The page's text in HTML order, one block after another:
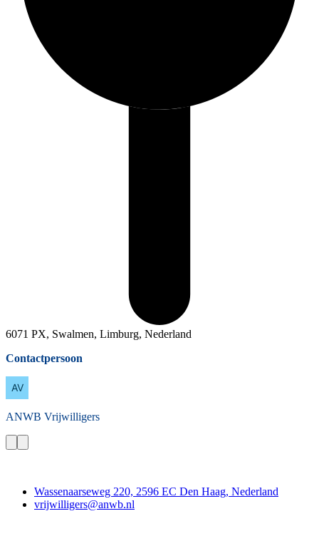
6071 PX, Swalmen, Limburg, Nederland
Contactpersoon
ANWB Vrijwilligers
Wassenaarseweg 220, 2596 EC Den Haag, Nederland
vrijwilligers@anwb.nl